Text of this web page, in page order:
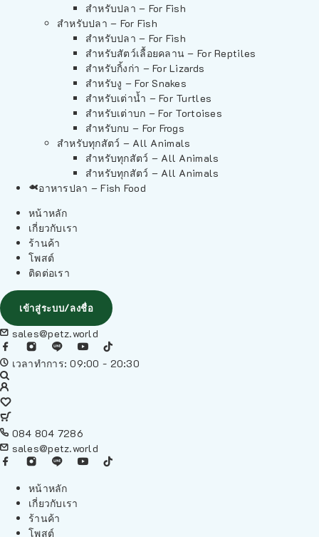
สำหรับปลา – For Fish
สำหรับปลา – For Fish
สำหรับปลา – For Fish
สำหรับสัตว์เลื้อยคลาน – For Reptiles
สำหรับกิ้งก่า – For Lizards
สำหรับงู – For Snakes
สำหรับเต่าน้ำ – For Turtles
สำหรับเต่าบก – For Tortoises
สำหรับกบ – For Frogs
สำหรับทุกสัตว์ – All Animals
สำหรับทุกสัตว์ – All Animals
สำหรับทุกสัตว์ – All Animals
อาหารปลา – Fish Food
หน้าหลัก
เกี่ยวกับเรา
ร้านค้า
โพสต์
ติดต่อเรา
เข้าสู่ระบบ/ลงชื่อ
sales@petz.world
เวลาทำการ: 09:00 - 20:30
084 804 7286
sales@petz.world
หน้าหลัก
เกี่ยวกับเรา
ร้านค้า
โพสต์